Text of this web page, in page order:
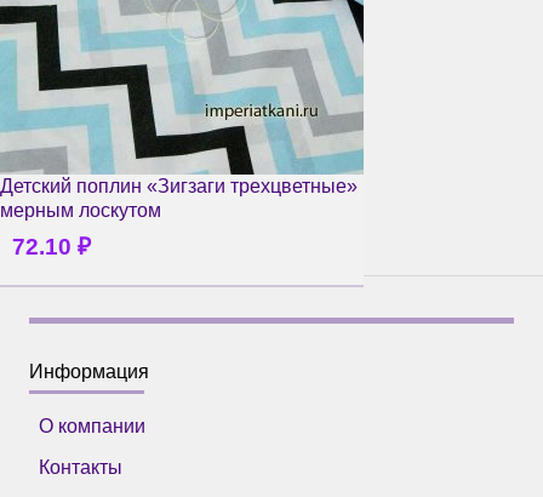
Детский поплин «Зигзаги трехцветные»
мерным лоскутом
72.10 ₽
Информация
О компании
Контакты